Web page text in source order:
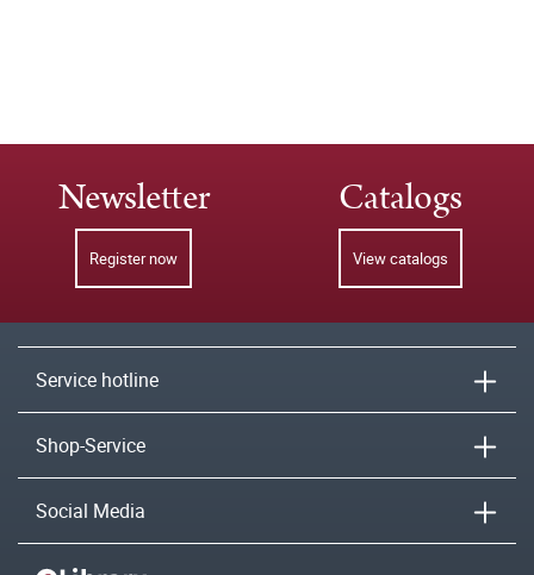
Newsletter
Register now
Catalogs
View catalogs
Service hotline
Shop-Service
Social Media